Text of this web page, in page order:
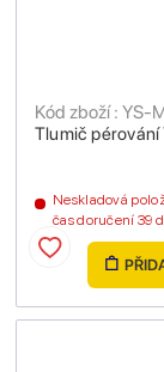
Tlumič
Kód zboží :
Neskladová
čas doručení 39